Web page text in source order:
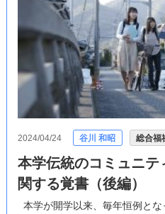
2024/04/24 谷川 和昭 総合福
本学伝統のコミュニテ
関する覚書（後編）
本学が開学以来、毎年恒例と